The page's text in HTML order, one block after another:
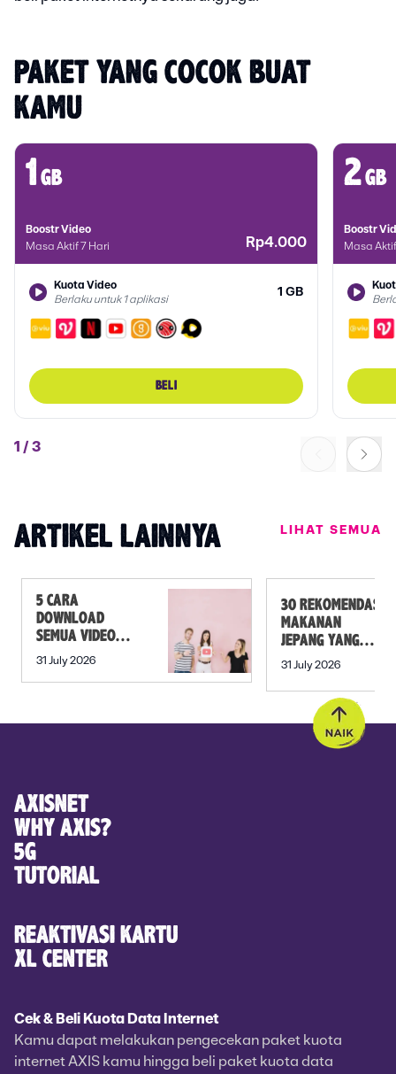
PAKET YANG COCOK BUAT
KAMU
1 gb
Boostr Video
Masa Aktif 7 Hari
Rp4.000
Kuota Video
Berlaku untuk 1 aplikasi
1 GB
BELI
2gb
Boostr
Masa
1 / 3
ARTIKEL LAINNYA LIHAT SEMUA
5 CARA
DOWNLOAD
SEMUA VIDEO
DALAM PLAYLIST
31 July 2026
30 REKOMENDASI
MAKANAN
JEPANG YANG
MUST TRY SELAIN
31 July 2026
AXISNET
WHY AXIS?
5G
TUTORIAL
REAKTIVASI KARTU
XL CENTER
Cek & Beli Kuota Data Internet
Kamu dapat melakukan pengecekan paket kuota
internet AXIS kamu hingga beli paket kuota data